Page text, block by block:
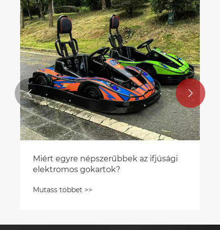
Miért egyre népszerűbbek az ifjúsági
elektromos gokartok?
Mutass többet >>
 